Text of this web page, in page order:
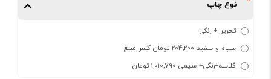
نوع چاپ
تحریر + رنگی
سیاه و سفید 204,200 تومان کسر مبلغ
گلاسه+رنگی+ سیمی 1,010,790 تومان